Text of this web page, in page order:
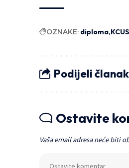
OZNAKE: diploma KCUS
Podijeli članak
Ostavite
Vaša email adresa neće biti